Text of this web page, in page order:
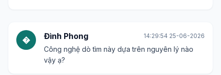
� Đình Phong 14:29:54 25-06-2026
Công nghệ dò tìm này dựa trên nguyên lý nào
vậy ạ?